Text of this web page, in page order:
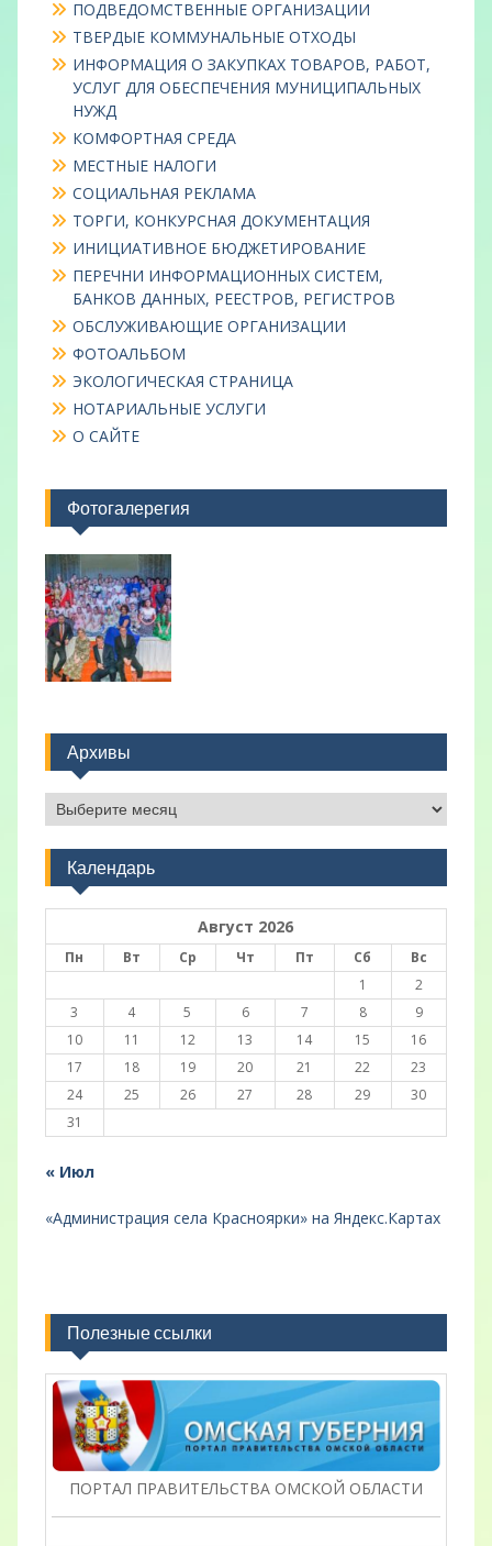
ПОДВЕДОМСТВЕННЫЕ ОРГАНИЗАЦИИ
ТВЕРДЫЕ КОММУНАЛЬНЫЕ ОТХОДЫ
ИНФОРМАЦИЯ О ЗАКУПКАХ ТОВАРОВ, РАБОТ,
УСЛУГ ДЛЯ ОБЕСПЕЧЕНИЯ МУНИЦИПАЛЬНЫХ
НУЖД
КОМФОРТНАЯ СРЕДА
МЕСТНЫЕ НАЛОГИ
СОЦИАЛЬНАЯ РЕКЛАМА
ТОРГИ, КОНКУРСНАЯ ДОКУМЕНТАЦИЯ
ИНИЦИАТИВНОЕ БЮДЖЕТИРОВАНИЕ
ПЕРЕЧНИ ИНФОРМАЦИОННЫХ СИСТЕМ,
БАНКОВ ДАННЫХ, РЕЕСТРОВ, РЕГИСТРОВ
ОБСЛУЖИВАЮЩИЕ ОРГАНИЗАЦИИ
ФОТОАЛЬБОМ
ЭКОЛОГИЧЕСКАЯ СТРАНИЦА
НОТАРИАЛЬНЫЕ УСЛУГИ
О САЙТЕ
Фотогалерегия
Архивы
Архивы
Календарь
Август 2026
Пн Вт Ср Чт Пт Сб
Вс
1
2
3
4 5 6 7 8
9
10
11 12 13 14 15
16
17
18 19 20 21 22
23
24
25 26 27 28 29
30
31
« Июл
«Администрация села Красноярки» на Яндекс.Картах
Полезные ссылки
ПОРТАЛ ПРАВИТЕЛЬСТВА ОМСКОЙ ОБЛАСТИ